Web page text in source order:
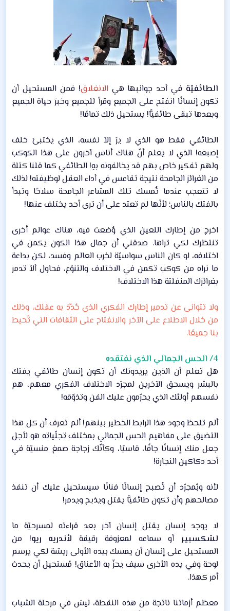
الطائفيّة في أحد جوانبها هيالانغلاق! فمن المستحيل أن
تكون إنسانًا انفتح على الجميع وقرأ للجميع وخبرَ حياة الجميع
وبعدها تبقى طائفيًّا! يستحيل ذلك تمامًا!​
الطائفي فقط هو الذي لا يرَ إلاّ نفسه، الذي يختبئ خلف
إصبعه! الذي لا يعلم أنّ هناك أناس آخرون على هذا الكوكب
ولهم تفكير خاص بهم قد يخالفونه بهِ! الطائفي كما قلنا كتلة
من الغرائز الجامحة نتيجة تقاعس في أداء العقل لوظيفته! لذلك
لا تتعجب عندما تُمسك تلك المشاعر الجامحة سلاحًا وتبدأ
بالفتك بالناس؛ لأنّها لم تعتد على أن ترى أحد يختلف عنها!​
اخرج من إطارك اللعين الذي وُضعت فيه، هناك عوالم أخرى
تنتظرك لكي تراها. صدقني أن جمال هذا الكون يكمن في
اختلافه، لو كان الناس سواسيّة لخرب العالم وفسد، لكن بداعة
ما نراه من كوكب تكمن في الاختلاف والتنوّع، فحاول ألاّ تدمر
بغرائزك المنفلتة هذا الاختلاف!​
ولا تتوانى عن تدمير إطارك الفكري الذي حُدِّدَ به عقلك، وذلك
من خلال الاطلاع على الآخر والانفتاح على الثقافات التي تُحيط
بنا جميعًا.
4/ الحس الجمالي الذي نفتقده
هل تعلم أن الذين يريدونك أن تكون إنسان طائفي يفتك
بالبشر ويسحق الآخرين لمجرّد الاختلاف الفكري معهم، هم
نفسهم أولئك الذي يحرّمون عليك الفن وتذوّقه!​
ألم تلحظ وجود هذا الرابط الخطير بينهم! ألم تعرف أن كل هذا
التضيق على مفاهيم الحس الجمالي بمختلف تجلّياته هو لأجل
جعل منك إنسانًا جافًا، قاسيًا، وكأنّك زجاجة صمغ منسيّة في
أحد دكاكين النجارة!​
لأنه وبُمجرّد أن تُصبح إنسانًا فنانًا سيستحيل عليك أن تنفذ
مصالحهم وأن تكون طائفيًّا يقتل ويذبح ويدمر!​
لا يوجد إنسان يقتل إنسان آخر بعد قراءته لمسرحيّة ما
لشكسبيرأو سماعه لمعزوفة رقيقة لأندريه ريو! من
المستحيل على إنسان أن يمسك بيده الأولى ريشة لكي يرسم
لوحة وفي يده الأخرى سيف يحزّ به الأعناق! مُستحيل أن يحدث
أمر كهذا.​
معظم أزماتنا ناتجة من هذه النقطة، ليسَ في مرحلة الشباب